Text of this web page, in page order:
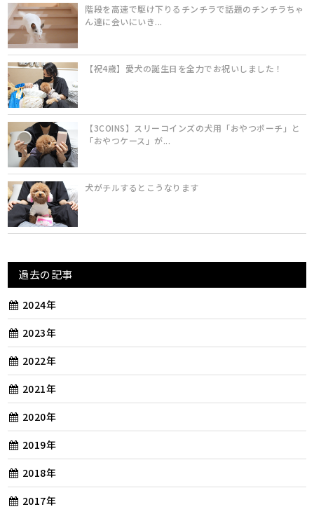
階段を高速で駆け下りるチンチラで話題のチンチラちゃ
ん達に会いにいき...
【祝4歳】愛犬の誕生日を全力でお祝いしました！
【3COINS】スリーコインズの犬用「おやつポーチ」と
「おやつケース」が...
犬がチルするとこうなります
過去の記事
2024年
2023年
2022年
2021年
2020年
2019年
2018年
2017年